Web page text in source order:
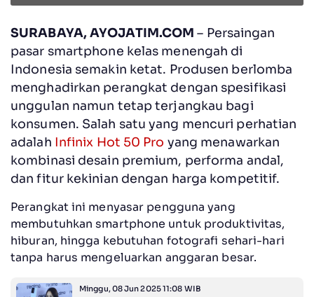
SURABAYA, AYOJATIM.COM – Persaingan
pasar smartphone kelas menengah di
Indonesia semakin ketat. Produsen berlomba
menghadirkan perangkat dengan spesifikasi
unggulan namun tetap terjangkau bagi
konsumen. Salah satu yang mencuri perhatian
adalah Infinix Hot 50 Pro yang menawarkan
kombinasi desain premium, performa andal,
dan fitur kekinian dengan harga kompetitif.
Perangkat ini menyasar pengguna yang
membutuhkan smartphone untuk produktivitas,
hiburan, hingga kebutuhan fotografi sehari-hari
tanpa harus mengeluarkan anggaran besar.
Minggu, 08 Jun 2025 11:08 WIB